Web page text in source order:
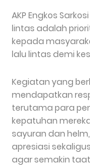
AKP Engkos
lintas adalah
kepada
lalu lintas demi
Kegiatan yang
mendapatkan
terutama para
kepatuhan
sayuran dan
apresiasi
agar semakin